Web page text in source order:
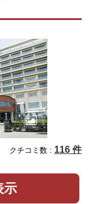
クチコミ数 : 116 件
示